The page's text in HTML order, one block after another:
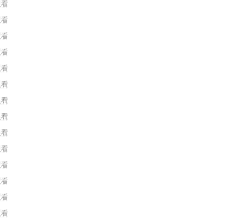
看
看
看
看
看
看
看
看
看
看
看
看
看
看